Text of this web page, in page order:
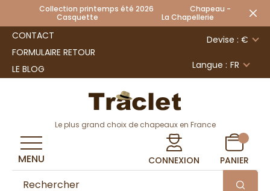
Collection printemps été 2026 Chapeau -
Casquette La Chapellerie
CONTACT
FORMULAIRE RETOUR
LE BLOG
Devise : €
Langue : FR
Le plus grand choix de chapeaux en France
CONNEXION PANIER
MENU